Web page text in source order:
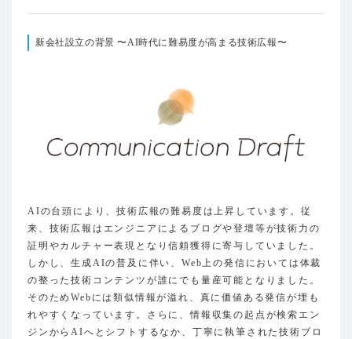
新会社設立の背景 〜AI時代に難易度が高まる技術広報〜
AIの台頭により、技術広報の難易度は上昇しています。従
来、技術広報はエンジニアによるブログや登壇等が技術力の
証明やカルチャー表現となり信頼獲得に寄与していました。
しかし、生成AIの普及に伴い、Web上の発信においては体裁
の整った技術コンテンツが誰にでも量産可能となりました。
そのためWebには類似情報が溢れ、真に価値ある発信が埋も
れやすくなっています。さらに、情報収集の起点が検索エン
ジンからAIへとシフトするなか、丁寧に執筆された技術ブロ